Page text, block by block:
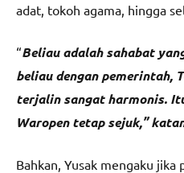
adat, tokoh agama, hingga
“Beliau adalah sahabat
beliau dengan pemerintah,
terjalin sangat harmonis.
Waropen tetap sejuk,”
Bahkan, Yusak mengaku